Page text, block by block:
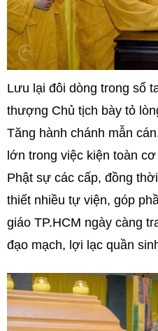
Lưu lại đôi dòng trong sổ
thượng Chủ tịch bày tỏ
Tăng hành chánh mẫn
lớn trong việc kiện toàn
Phật sự các cấp, đồng
thiết nhiều tự viện, góp
giáo TP.HCM ngày càng
đạo mạch, lợi lạc quần